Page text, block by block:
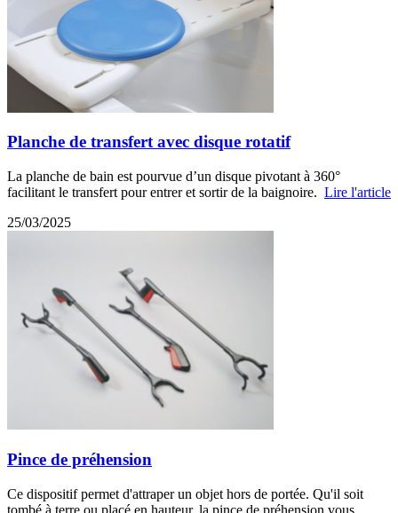
Planche de transfert avec disque rotatif
La planche de bain est pourvue d’un disque pivotant à 360°
facilitant le transfert pour entrer et sortir de la baignoire. Lire l'article
25/03/2025
Pince de préhension
Ce dispositif permet d'attraper un objet hors de portée. Qu'il soit
tombé à terre ou placé en hauteur, la pince de préhension vous